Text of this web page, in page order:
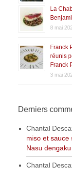
La
8 mai
Franck
réunis
Franck
3 mai
Derniers
Chantal
miso et sauce
Nasu dengaku
Chantal